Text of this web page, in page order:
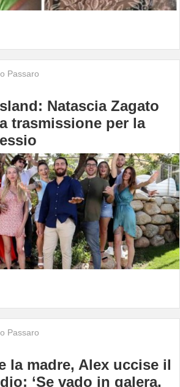
Passaro
Natascia Zagato
trasmissione per la
Passaro
la madre, Alex uccise il
‘Se vado in galera,